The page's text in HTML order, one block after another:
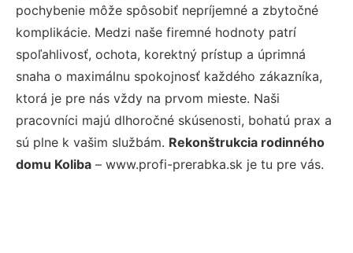
pochybenie môže spôsobiť nepríjemné a zbytočné
komplikácie. Medzi naše firemné hodnoty patrí
spoľahlivosť, ochota, korektný prístup a úprimná
snaha o maximálnu spokojnosť každého zákazníka,
ktorá je pre nás vždy na prvom mieste. Naši
pracovníci majú dlhoročné skúsenosti, bohatú prax a
sú plne k vašim službám. Rekonštrukcia rodinného
domu Koliba – www.profi-prerabka.sk je tu pre vás.